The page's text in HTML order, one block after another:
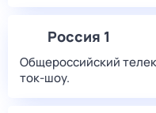
Россия 1
Общероссийский
ток-шоу.